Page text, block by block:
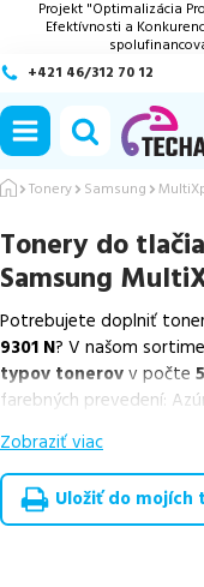
Projekt "Optimalizácia
Efektívnosti a
+421 46/312 70 12
Tonery Samsung
Tonery do
Samsung
Potrebujete doplniť
9301 N? V našom
typov tonerovv počte 5
farebných prevedení:
Z uvedeného množstva
náplnev počte5ks.
Celá táto certifikovaná
Zobraziť viac
Uložiť do mojích